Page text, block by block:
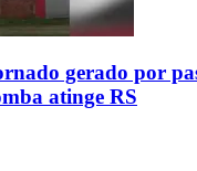
gerado por
atinge RS